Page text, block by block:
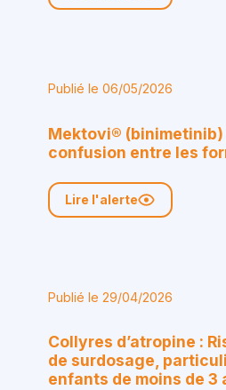
Publié le 06/05/2026
Mektovi® (binimetinib)
confusion entre les
Lire l'alerte
Publié le 29/04/2026
Collyres d’atropine :
de surdosage,
enfants de moins de 3